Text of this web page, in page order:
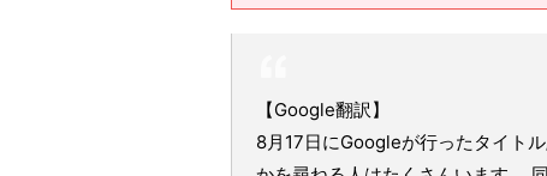
【Google翻訳】
8月17日にGoogleが行ったタイト